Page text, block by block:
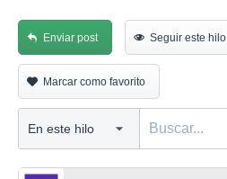
Enviar post Seguir este hilo
Marcar como favorito